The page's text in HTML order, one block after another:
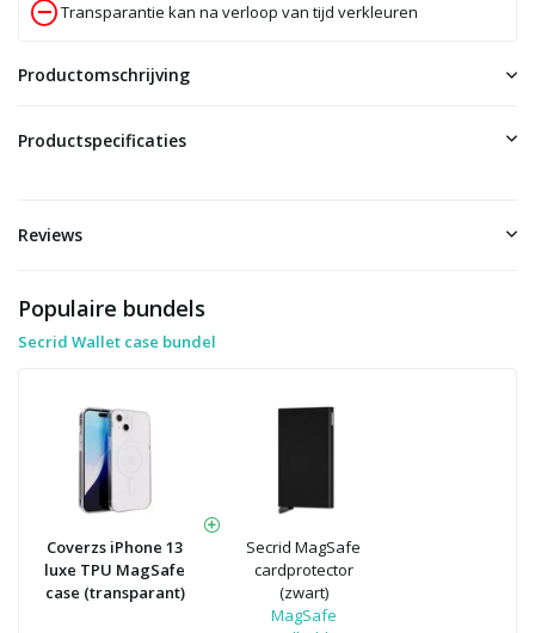
Transparantie kan na verloop van tijd verkleuren
Productomschrijving
Productspecificaties
Reviews
Populaire bundels
Secrid Wallet case bundel
Coverzs iPhone 13
luxe TPU MagSafe
case (transparant)
Secrid MagSafe
cardprotector
(zwart)
MagSafe